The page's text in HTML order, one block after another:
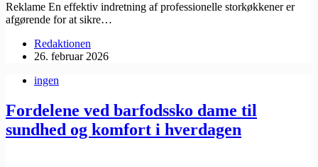
Reklame En effektiv indretning af professionelle storkøkkener er
afgørende for at sikre…
Redaktionen
26. februar 2026
ingen
Fordelene ved barfodssko dame til
sundhed og komfort i hverdagen